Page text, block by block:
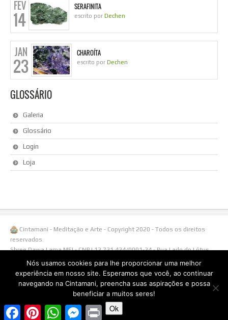
FEV
14
SERAFINITA
escrito por Dechen
JAN
23
CHAROÍTA
escrito por Dechen
GLOSSÁRIO
Galeria
Glossário
Login
Loja
Cintamani - Meditação e Arte - Copyright 2020 - Todos os direitos
reservados.
Shree Dawa Lama MEI - CNPJ 12.721.424/0001-24 - Rua Lado do Lótus,
108/ Linha Águas Brancas, 1238 - 95650-000 Três Coroas - RS -
Fone/Whatsapp (51)996538855.
FacebookPinterestWhatsAppMessenger
Print
Nós usamos cookies para lhe proporcionar uma melhor
experiência em nosso site. Esperamos que você, ao continuar
navegando na Cintamani, preencha suas aspirações e possa
beneficiar a muitos seres!
Ok